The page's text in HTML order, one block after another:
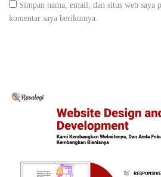
Simpan nama, email, dan situs web saya
komentar saya berikutnya.